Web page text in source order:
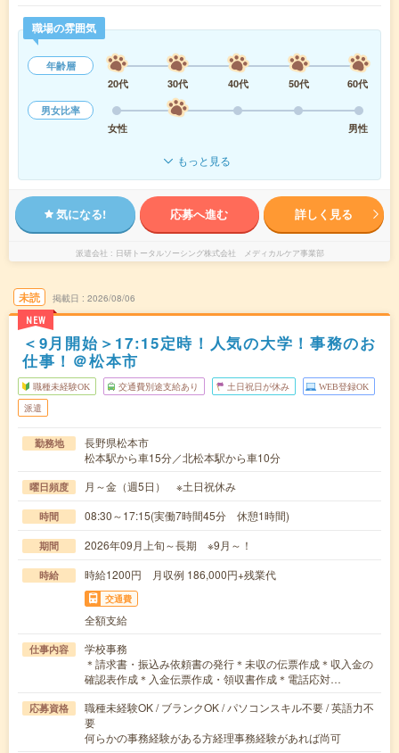
職場の雰囲気
年齢層
20代
30代 40代 50代
60代
男女比率
女性
男性
もっと見る
気になる! 応募へ進む 詳しく見る
派遣会社 日研トータルソーシング株式会社 メディカルケア事業部
未読
NEW
掲載日 2026/08/06
＜9月開始＞17:15定時！人気の大学！事務のお
仕事！＠松本市
職種未経験OK 交通費別途支給あり 土日祝日が休み WEB登録OK
派遣
勤務地
長野県松本市
松本駅から車15分／北松本駅から車10分
曜日頻度 月～金（週5日） ※土日祝休み
時間 08:30～17:15(実働7時間45分 休憩1時間)
期間 2026年09月上旬～長期 ※9月～！
時給 時給1200円 月収例 186,000円+残業代
交通費
全額支給
仕事内容
学校事務
＊請求書・振込み依頼書の発行＊未収の伝票作成＊収入金の
確認表作成＊入金伝票作成・領収書作成＊電話応対…
応募資格
職種未経験OK / ブランクOK / パソコンスキル不要 / 英語力不
要
何らかの事務経験がある方経理事務経験があれば尚可